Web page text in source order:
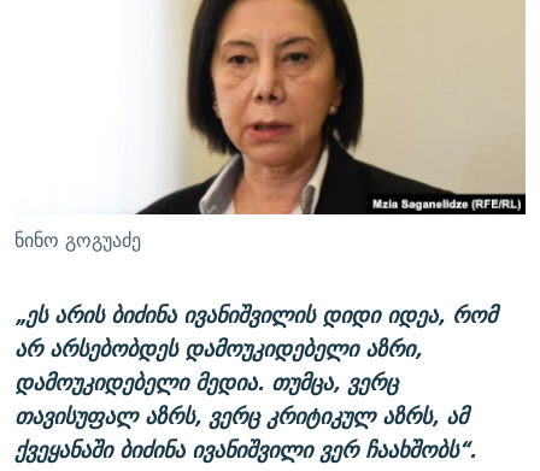
ნინო გოგუაძე
„ეს არის ბიძინა ივანიშვილის დიდი იდეა, რომ
არ არსებობდეს დამოუკიდებელი აზრი,
დამოუკიდებელი მედია. თუმცა, ვერც
თავისუფალ აზრს, ვერც კრიტიკულ აზრს, ამ
ქვეყანაში ბიძინა ივანიშვილი ვერ ჩაახშობს“.